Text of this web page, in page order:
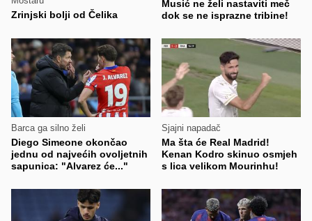
Zrinjski bolji od Čelika
Musić ne želi nastaviti meč
dok se ne isprazne tribine!
Barca ga silno želi
Diego Simeone okončao
jednu od najvećih ovoljetnih
sapunica: "Alvarez će..."
Sjajni napadač
Ma šta će Real Madrid!
Kenan Kodro skinuo osmjeh
s lica velikom Mourinhu!